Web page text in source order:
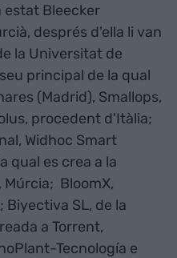
estat Bleecker
després d'ella li van
la Universitat de
principal de la qual
(Madrid), Smallops,
procedent d'Itàlia;
Widhoc Smart
qual es crea a la
BloomX,
Biyectiva SL, de la
a Torrent,
Tecnología e